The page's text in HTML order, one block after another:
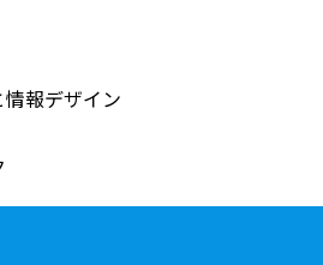
情報デザイン